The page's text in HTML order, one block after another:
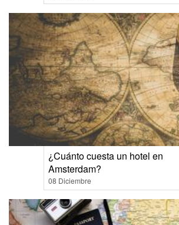
¿Cuánto cuesta un hotel en
Amsterdam?
08 Diciembre